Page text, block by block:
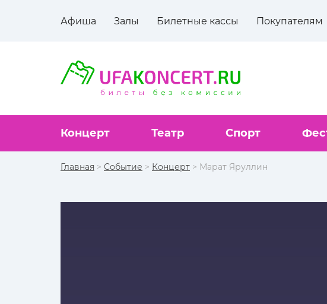
Афиша Залы Билетные кассы Покупателям
Концерт Театр Спорт
Главная > Событие > Концерт > Марат Яруллин